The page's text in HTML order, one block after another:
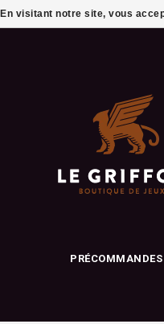
En visitant notre site, vous